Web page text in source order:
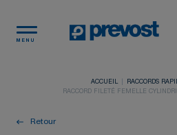
MENU
ACCUEIL RACCORDS
RACCORD FILETÉ FEMELLE
Retour